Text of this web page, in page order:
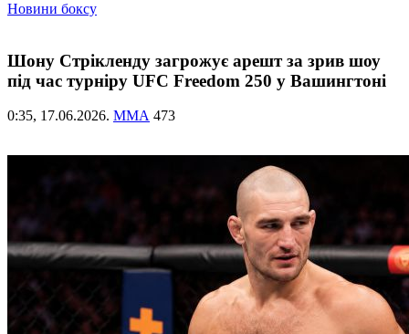
Новини боксу
Шону Стрікленду загрожує арешт за зрив шоу
під час турніру UFC Freedom 250 у Вашингтоні
0:35, 17.06.2026. ММА 473